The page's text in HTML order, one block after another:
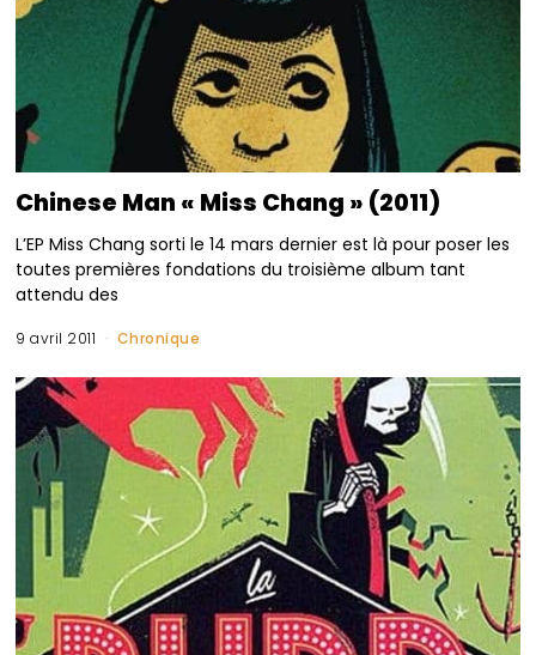
Chinese Man « Miss Chang » (2011)
L’EP Miss Chang sorti le 14 mars dernier est là pour poser les
toutes premières fondations du troisième album tant
attendu des
9 avril 2011 Chronique